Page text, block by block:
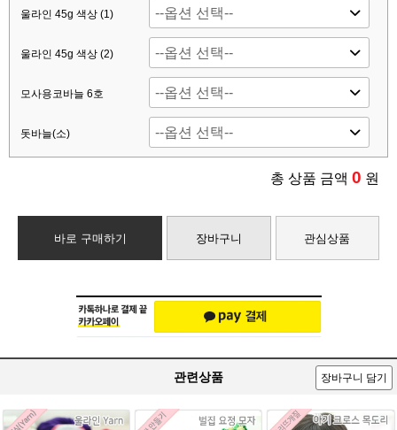
울라인 45g 색상 (1)
울라인 45g 색상 (2)
모사용코바늘 6호
돗바늘(소)
총 상품 금액 0 원
바로 구매하기 장바구니 관심상품
관련상품 장바구니 담기